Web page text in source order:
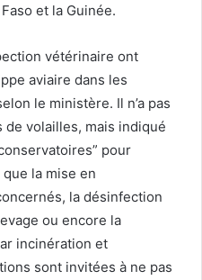
et la Guinée.
vétérinaire ont
aviaire dans les
le ministère. Il n’a pas
de volailles, mais indiqué
pour
la mise en
la désinfection
ou encore la
incinération et
sont invitées à ne pas